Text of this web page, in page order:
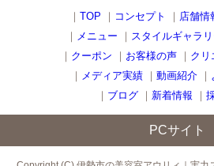
｜ TOP ｜ コンセプト ｜ 店舗情
｜ メニュー ｜ スタイルギャラ
｜ クーポン ｜ お客様の声 ｜ クリ
｜ メディア実績 ｜ 動画紹介 ｜
｜ ブログ｜ 新着情報 ｜
PCサイト